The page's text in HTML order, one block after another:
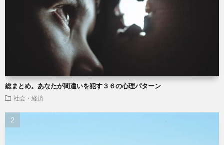
総まとめ。あなたが間違いを犯す３６の心理パターン
社会・経済